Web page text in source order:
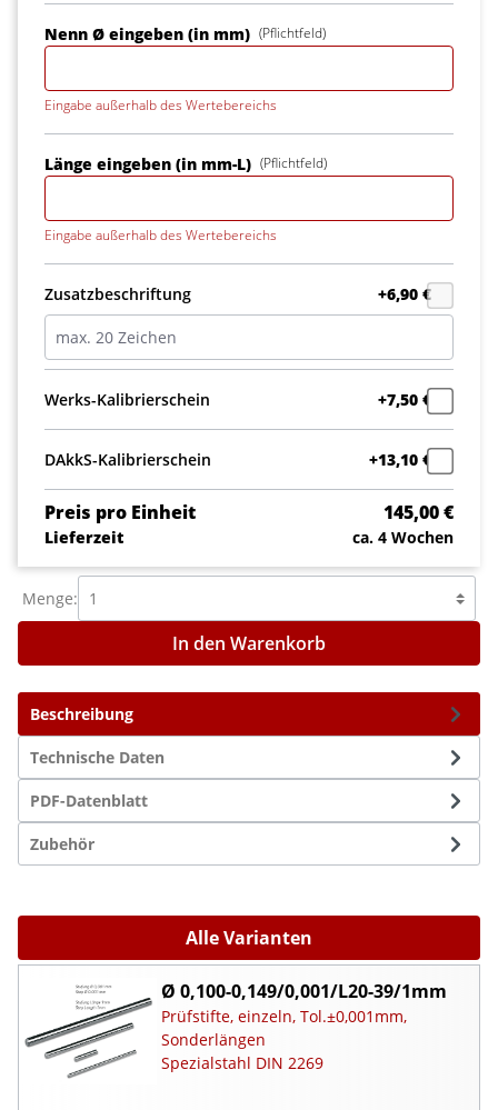
Beschreibung
Technische Daten
PDF-Datenblatt
Zubehör
Nenn Ø eingeben (in mm) (Pflichtfeld)
Eingabe außerhalb des Wertebereichs
Länge eingeben (in mm-L) (Pflichtfeld)
Eingabe außerhalb des Wertebereichs
Zusatzbeschriftung +6,90 €
Werks-Kalibrierschein +7,50 €
DAkkS-Kalibrierschein +13,10 €
Preis pro Einheit 145,00 €
Lieferzeit ca. 4 Wochen
Menge:
In den Warenkorb
Alle Varianten
Ø 0,100-0,149/0,001/L20-39/1mm
Prüfstifte, einzeln, Tol.±0,001mm,
Sonderlängen
Spezialstahl DIN 2269